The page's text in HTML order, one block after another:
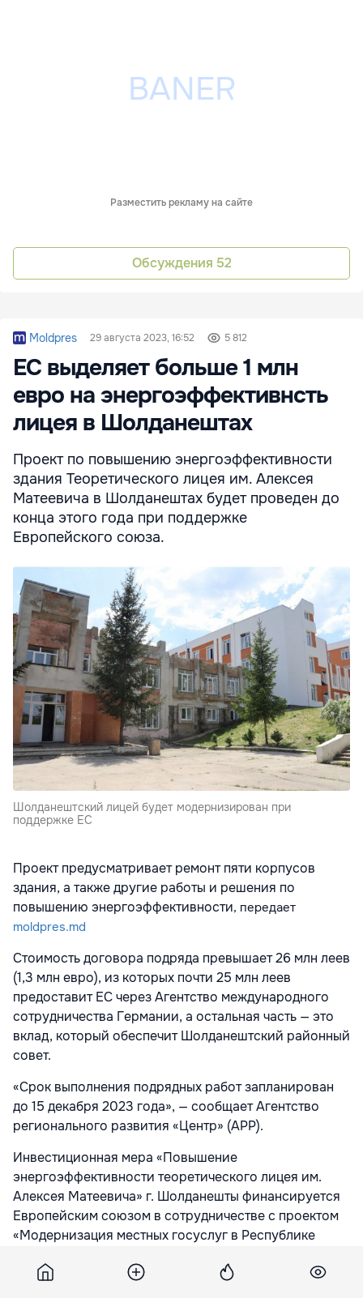
Разместить рекламу на сайте
Обсуждения 52
Moldpres 29 августа 2023, 16:52 5 812
ЕС выделяет больше 1 млн
евро на энергоэффективнсть
лицея в Шолданештах
Проект по повышению энергоэффективности
здания Теоретического лицея им. Алексея
Матеевича в Шолданештах будет проведен до
конца этого года при поддержке
Европейского союза.
Шолданештский лицей будет модернизирован при
поддержке ЕС
Проект предусматривает ремонт пяти корпусов
здания, а также другие работы и решения по
повышению энергоэффективности, передает
moldpres.md
Стоимость договора подряда превышает 26 млн леев
(1,3 млн евро), из которых почти 25 млн леев
предоставит ЕС через Агентство международного
сотрудничества Германии, а остальная часть — это
вклад, который обеспечит Шолданештский районный
совет.
«Срок выполнения подрядных работ запланирован
до 15 декабря 2023 года», — сообщает Агентство
регионального развития «Центр» (АРР).
Инвестиционная мера «Повышение
энергоэффективности теоретического лицея им.
Алексея Матеевича» г. Шолданешты финансируется
Европейским союзом в сотрудничестве с проектом
«Модернизация местных госуслуг в Республике
международного сотрудничества Германии в